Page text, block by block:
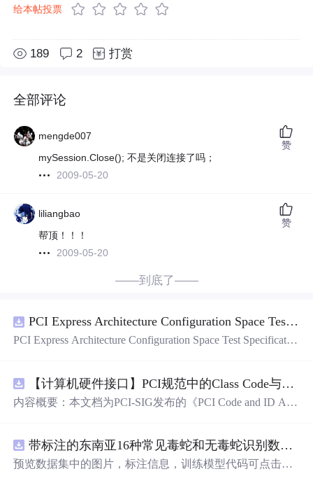
给本帖投票
189 2 打赏
全部评论
mengde007
mySession.Close(); 不是关闭连接了吗；
2009-05-20
赞
liliangbao
帮顶！！！
2009-05-20
赞
——到底了——
PCI Express Architecture Configuration Space Test Specification Revision 5.0, Version 1.0 (CB).pdf
PCI Express Architecture Configuration Space Test Specificatio
【计算机硬件接口】PCI规范中的Class Code与Capability ID分配：设备功能分类及扩展能力标识系统设计
内容概要：本文档为PCI-SIG发布的《PCI Code and ID Assi
ity IDs）以
带标注的东南亚16种常见毒蛇和无毒蛇识别数据集， 识别率73.4%，7593张图，支持yolo
预览数据集中的图片，标注信息，训练模型代码可点击查